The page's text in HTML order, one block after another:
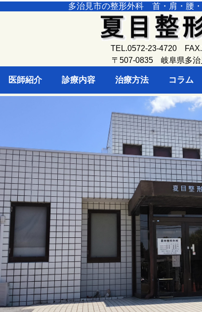
多治見市の整形外科 首・肩・腰
TEL.0572-23-4720 FAX.
〒507-0835岐阜県多治
医師紹介 診療内容 治療方法 コラム